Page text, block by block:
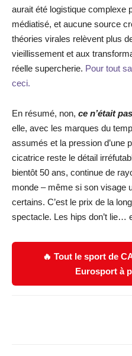
aurait été logistique complexe
médiatisé, et aucune source
théories virales relèvent plus
vieillissement et aux
réelle supercherie. Pour tout
ceci.
En résumé, non, ce n’était
elle, avec les marques du
assumés et la pression d’une
cicatrice reste le détail
bientôt 50 ans, continue de
monde – même si son visage
certains. C’est le prix de la
spectacle. Les hips don’t lie…
🔥 Tout le sport de
Eurosport à